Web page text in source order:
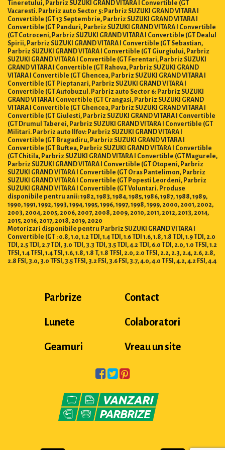
Tineretului, Parbriz SUZUKI GRAND VITARA I Convertible (GT
Vacaresti. Parbriz auto Sector 5: Parbriz SUZUKI GRAND VITARA I
Convertible (GT 13 Septembrie, Parbriz SUZUKI GRAND VITARA I
Convertible (GT Panduri, Parbriz SUZUKI GRAND VITARA I Convertible
(GT Cotroceni, Parbriz SUZUKI GRAND VITARA I Convertible (GT Dealul
Spirii, Parbriz SUZUKI GRAND VITARA I Convertible (GT Sebastian,
Parbriz SUZUKI GRAND VITARA I Convertible (GT Giurgiului, Parbriz
SUZUKI GRAND VITARA I Convertible (GT Ferentari, Parbriz SUZUKI
GRAND VITARA I Convertible (GT Rahova, Parbriz SUZUKI GRAND
VITARA I Convertible (GT Ghencea, Parbriz SUZUKI GRAND VITARA I
Convertible (GT Pieptanari, Parbriz SUZUKI GRAND VITARA I
Convertible (GT Autobuzul. Parbriz auto Sector 6: Parbriz SUZUKI
GRAND VITARA I Convertible (GT Crangasi, Parbriz SUZUKI GRAND
VITARA I Convertible (GT Ghencea, Parbriz SUZUKI GRAND VITARA I
Convertible (GT Giulesti, Parbriz SUZUKI GRAND VITARA I Convertible
(GT Drumul Taberei, Parbriz SUZUKI GRAND VITARA I Convertible (GT
Militari. Parbriz auto Ilfov: Parbriz SUZUKI GRAND VITARA I
Convertible (GT Bragadiru, Parbriz SUZUKI GRAND VITARA I
Convertible (GT Buftea, Parbriz SUZUKI GRAND VITARA I Convertible
(GT Chitila, Parbriz SUZUKI GRAND VITARA I Convertible (GT Magurele,
Parbriz SUZUKI GRAND VITARA I Convertible (GT Otopeni, Parbriz
SUZUKI GRAND VITARA I Convertible (GT Oras Pantelimon, Parbriz
SUZUKI GRAND VITARA I Convertible (GT Popesti Leordeni, Parbriz
SUZUKI GRAND VITARA I Convertible (GT Voluntari. Produse
disponibile pentru anii: 1982, 1983, 1984, 1985, 1986, 1987, 1988, 1989,
1990, 1991, 1992, 1993, 1994, 1995, 1996, 1997, 1998, 1999, 2000, 2001, 2002,
2003, 2004, 2005, 2006, 2007, 2008, 2009, 2010, 2011, 2012, 2013, 2014,
2015, 2016, 2017, 2018, 2019, 2020
Motorizari disponibile pentru Parbriz SUZUKI GRAND VITARA I
Convertible (GT : 0.8, 1.0, 1.2 TDI, 1.4 TDI, 1.6 TDI 1.6, 1.8, 1.8 TDI, 1.9 TDI, 2.0
TDI, 2.5 TDI, 2.7 TDI, 3.0 TDI, 3.3 TDI, 3.5 TDI, 4.2 TDI, 6.0 TDI, 2.0, 1.0 TFSI, 1.2
TFSI, 1.4 TFSI, 1.4 TSI, 1.6, 1.8, 1.8 T, 1.8 TFSI, 2.0, 2.0 TFSI, 2.2, 2.3, 2.4, 2.6, 2.8,
2.8 FSI, 3.0, 3.0 TFSI, 3.5 TFSI, 3.2 FSI, 3.6 FSI, 3.7, 4.0, 4.0 TFSI, 4.2, 4.2 FSI, 4.4
Parbrize
Lunete
Geamuri
Contact
Colaboratori
Vreau un site